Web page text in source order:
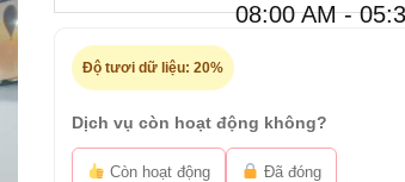
08:00 AM -
Độ tươi dữ liệu: 20%
Dịch vụ còn hoạt động không?
Còn hoạt động Đã đóng